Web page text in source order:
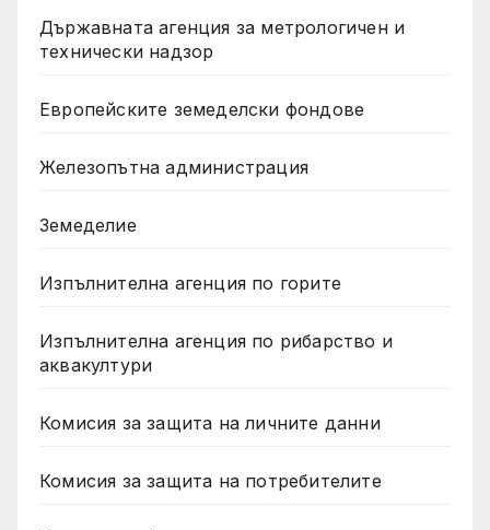
Държавната агенция за метрологичен и
технически надзор
Европейските земеделски фондове
Железопътна администрация
Земеделие
Изпълнителна агенция по горите
Изпълнителна агенция по рибарство и
аквакултури
Комисия за защита на личните данни
Комисия за защита на потребителите